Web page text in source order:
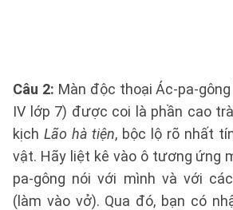
Câu 2: Màn độc thoại Ác-pa-
IV lớp 7) được coi là phần cao
kịch Lão hà tiện, bộc lộ rõ nhất
vật. Hãy liệt kê vào ô tương ứng
pa-gông nói với mình và với
(làm vào vở). Qua đó, bạn có